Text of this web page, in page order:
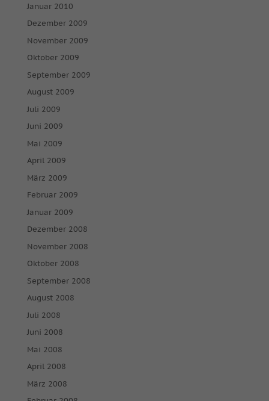
Januar 2010
Dezember 2009
November 2009
Oktober 2009
September 2009
August 2009
Juli 2009
Juni 2009
Mai 2009
April 2009
März 2009
Februar 2009
Januar 2009
Dezember 2008
November 2008
Oktober 2008
September 2008
August 2008
Juli 2008
Juni 2008
Mai 2008
April 2008
März 2008